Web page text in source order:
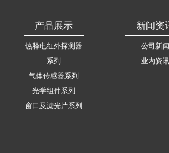
产品展示
热释电红外探测器
系列
气体传感器系列
光学组件系列
窗口及滤光片系列
新闻资
公司新闻
业内资讯